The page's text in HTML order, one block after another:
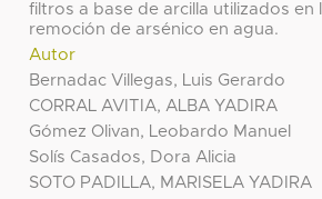
filtros a base de arcilla utilizados en
remoción de arsénico en agua.
Autor
Bernadac Villegas, Luis Gerardo
CORRAL AVITIA, ALBA YADIRA
Gómez Olivan, Leobardo Manuel
Solís Casados, Dora Alicia
SOTO PADILLA, MARISELA YADIRA